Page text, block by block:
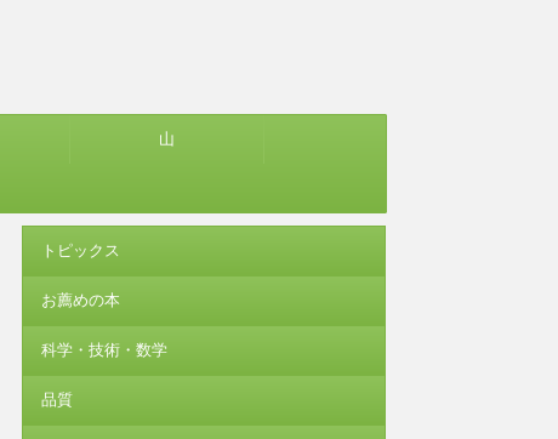
山
トピックス
お薦めの本
科学・技術・数学
品質